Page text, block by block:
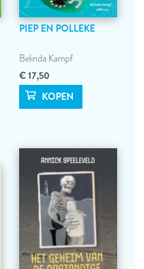
PIEP EN POLLEKE
Belinda Kampf
€ 17,50